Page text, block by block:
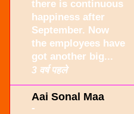
there is continuous
happiness after
September. Now
the employees have
got another big...
3 वर्ष पहले
Aai Sonal Maa
-